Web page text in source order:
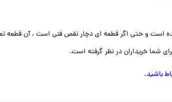
است و حتی اگر قطعه ای دچار نقص فنی است ، آن قطعه
شما خریداران در نظر گرفته است.
باشید.